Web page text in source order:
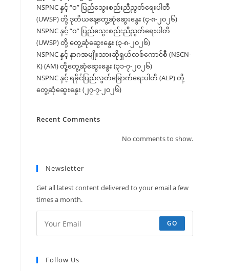
NSPNC နှင့် “ဝ” ပြည်သွေးစည်းညီညွတ်ရေးပါတီ
(UWSP) တို့ ဒုတိယနေ့တွေ့ဆုံဆွေးနွေး (၄-၈-၂၀၂၆)
NSPNC နှင့် “ဝ” ပြည်သွေးစည်းညီညွတ်ရေးပါတီ
(UWSP) တို့ တွေ့ဆုံဆွေးနွေး (၃-၈-၂၀၂၆)
NSPNC နှင့် နာဂအမျိုးသားဆိုရှယ်လစ်ကောင်စီ (NSCN-
K) (AM) တို့တွေ့ဆုံဆွေးနွေး (၃၁-၇-၂၀၂၆)
NSPNC နှင့် ရခိုင်ပြည်လွတ်မြောက်ရေးပါတီ (ALP) တို့
တွေ့ဆုံဆွေးနွေး (၂၇-၇-၂၀၂၆)
Recent Comments
No comments to show.
Newsletter
Get all latest content delivered to your email a few
times a month.
GO
Follow Us